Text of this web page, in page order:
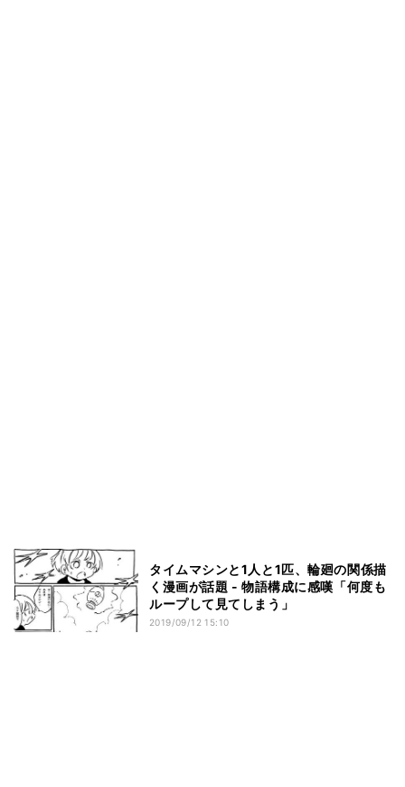
タイムマシンと1人と1匹、輪廻の関係描
く漫画が話題 - 物語構成に感嘆「何度も
ループして見てしまう」
2019/09/12 15:10